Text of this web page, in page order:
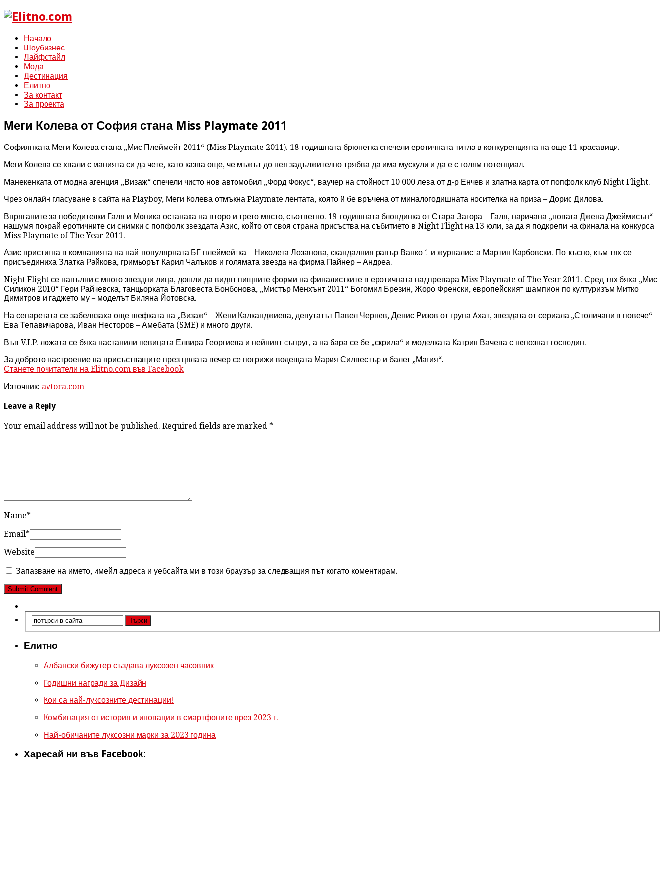
Начало
Шоубизнес
Лайфстайл
Мода
Дестинация
Елитно
За контакт
За проекта
Меги Колева от София стана Miss Playmate 2011
Софиянката Меги Колева стана „Мис Плеймейт 2011“ (Miss Playmate 2011). 18-годишната брюнетка спечели еротичната титла в конкуренцията на още 11 красавици.
Меги Колева се хвали с манията си да чете, като казва още, че мъжът до нея задължително трябва да има мускули и да е с голям потенциал.
Манекенката от модна агенция „Визаж“ спечели чисто нов автомобил „Форд Фокус“, ваучер на стойност 10 000 лева от д-р Енчев и златна карта от попфолк клуб Night Flight.
Чрез онлайн гласуване в сайта на Playboy, Меги Колева отмъкна Playmate лентата, която й бе връчена от миналогодишната носителка на приза – Дорис Дилова.
Впряганите за победителки Галя и Моника останаха на второ и трето място, съответно. 19-годишната блондинка от Стара Загора – Галя, наричана „новата Джена Джеймисън“
нашумя покрай еротичните си снимки с попфолк звездата Азис, който от своя страна присъства на събитието в Night Flight на 13 юли, за да я подкрепи на финала на конкурса
Miss Playmate of The Year 2011.
Азис пристигна в компанията на най-популярната БГ плеймейтка – Николета Лозанова, скандалния рапър Ванко 1 и журналиста Мартин Карбовски. По-късно, към тях се
присъединиха Златка Райкова, гримьорът Карил Чалъков и голямата звезда на фирма Пайнер – Андреа.
Night Flight се напълни с много звездни лица, дошли да видят пищните форми на финалистките в еротичната надпревара Miss Playmate of The Year 2011. Сред тях бяха „Мис
Силикон 2010“ Гери Райчевска, танцьорката Благовеста Бонбонова, „Мистър Менхънт 2011“ Богомил Брезин, Жоро Френски, европейският шампион по културизъм Митко
Димитров и гаджето му – моделът Биляна Йотовска.
На сепаретата се забелязаха още шефката на „Визаж“ – Жени Калканджиева, депутатът Павел Чернев, Денис Ризов от група Ахат, звездата от сериала „Столичани в повече“
Ева Тепавичарова, Иван Несторов – Амебата (SME) и много други.
Във V.I.P. ложата се бяха настанили певицата Елвира Георгиева и нейният съпруг, а на бара се бе „скрила“ и моделката Катрин Вачева с непознат господин.
За доброто настроение на присъстващите през цялата вечер се погрижи водещата Мария Силвестър и балет „Магия“.
Станете почитатели на Elitno.com във Facebook
Източник: avtora.com
Leave a Reply
Your email address will not be published. Required fields are marked *
Name*
Email*
Website
Запазване на името, имейл адреса и уебсайта ми в този браузър за следващия път когато коментирам.
Елитно
Албански бижутер създава луксозен часовник
Годишни награди за Дизайн
Кои са най-луксозните дестинации!
Комбинация от история и иновации в смартфоните през 2023 г.
Най-обичаните луксозни марки за 2023 година
Харесай ни във Facebook: